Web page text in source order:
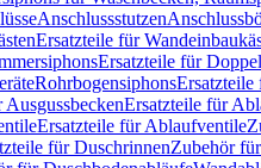
Anschlussstutzen
Ersatzteile für
Ersatzteile für
RohrbogensiphonsErsatzteile
Ersatzteile für
Ersatzteile für Ablaufventile
für DuschrinnenZubehör